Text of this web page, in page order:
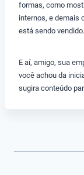
formas, como
internos, e demais
está sendo vendido.
E aí, amigo, sua
você achou da
sugira conteúdo